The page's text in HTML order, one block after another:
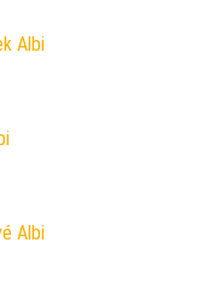
Albi
Kč.
Albi
Kč.